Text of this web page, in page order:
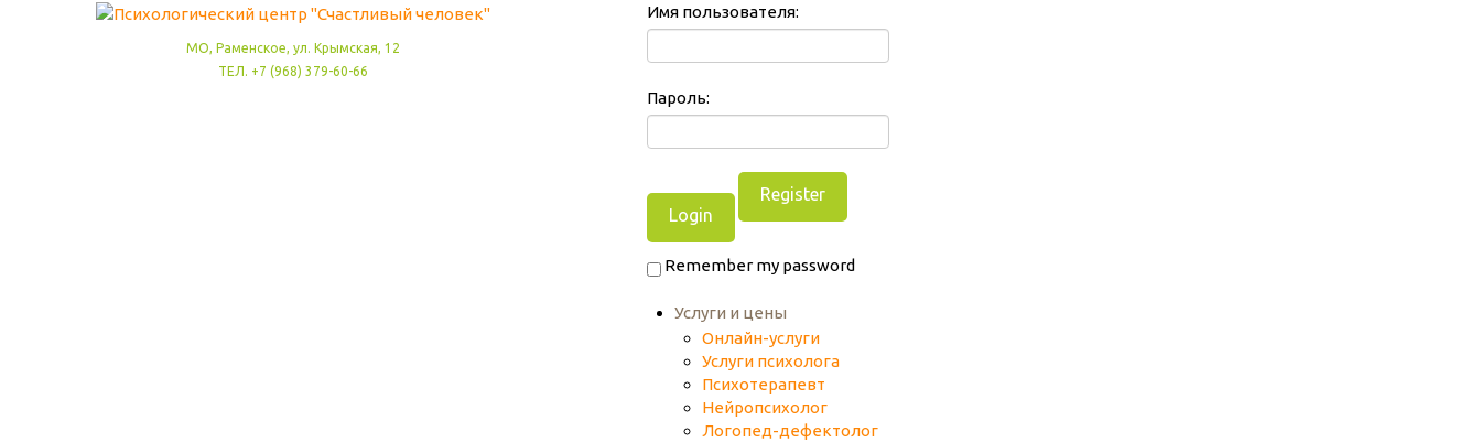
МО, Раменское, ул. Крымская, 12
ТЕЛ. +7 (968) 379-60-66
Имя пользователя:
Пароль:
Register
Remember my password
Услуги и цены
Онлайн-услуги
Услуги психолога
Психотерапевт
Нейропсихолог
Логопед-дефектолог